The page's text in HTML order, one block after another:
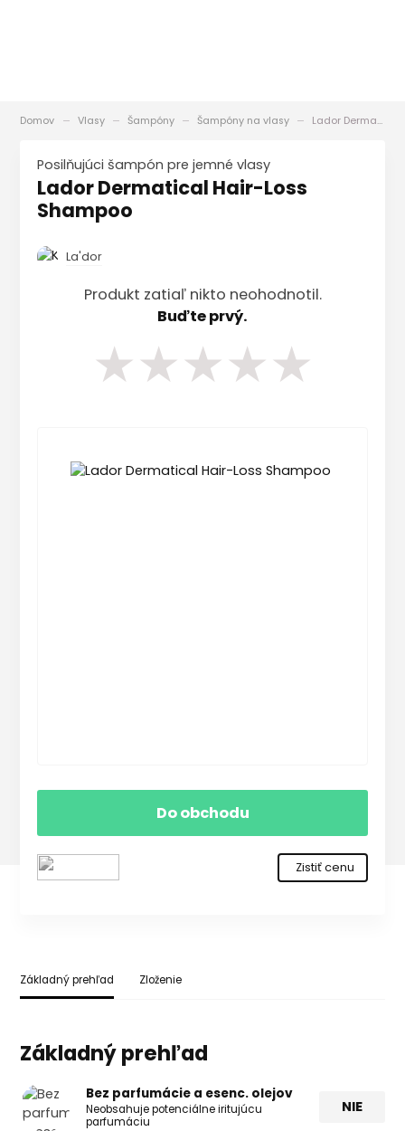
Domov Vlasy Šampóny Šampóny na vlasy Lador Dermatical Hair-Loss Shampoo
posilňujúci šampón pre jemné vlasy
Lador Dermatical Hair-Loss
Shampoo
La'dor
Produkt zatiaľ nikto neohodnotil.
Buďte prvý.
★★★★★
Do obchodu
Zistiť cenu
Základný prehľad Zloženie
Základný prehľad
Bez parfumácie a esenc. olejov
Neobsahuje potenciálne iritujúcu
parfumáciu
NIE